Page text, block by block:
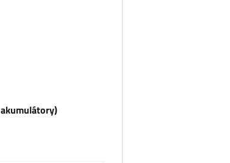
akumulátory)